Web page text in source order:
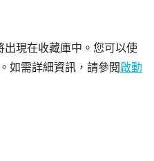
出現在收藏庫中。您可以使
如需詳細資訊，請參閱啟動